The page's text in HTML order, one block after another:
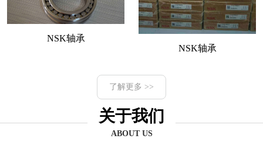
NSK轴承
NSK轴承
了解更多 >>
关于我们
ABOUT US